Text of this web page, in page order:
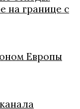
на границе с
Европы